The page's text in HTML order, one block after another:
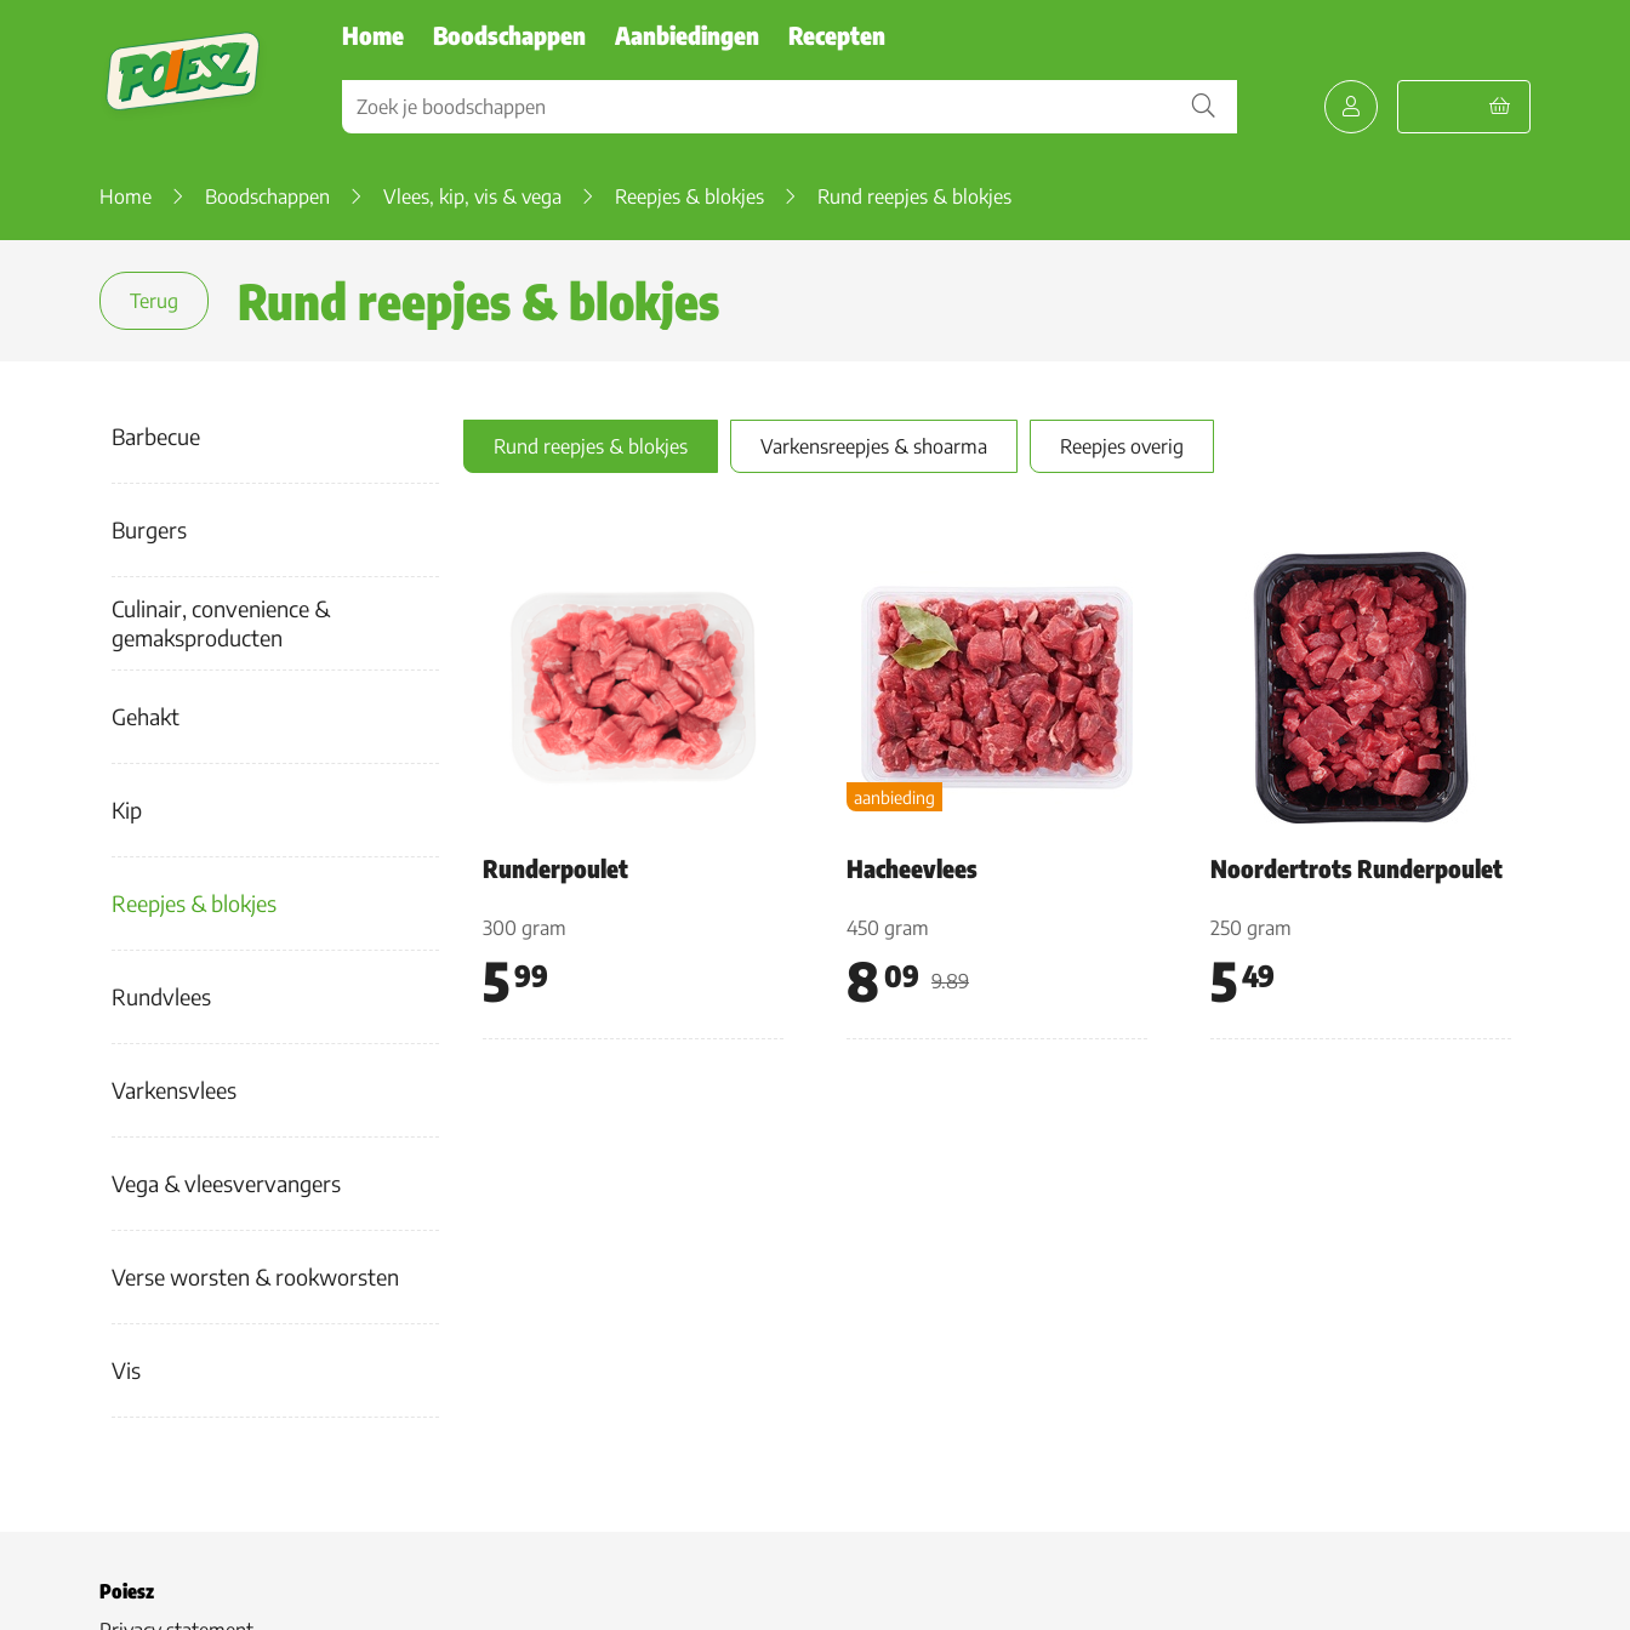
Home Boodschappen Aanbiedingen Recepten
Home Boodschappen Vlees, kip, vis & vega Reepjes & blokjes Rund reepjes & blokjes
Terug Rund reepjes & blokjes
Barbecue
Burgers
Culinair, convenience &
gemaksproducten
Gehakt
Kip
Reepjes & blokjes
Rundvlees
Varkensvlees
Vega & vleesvervangers
Verse worsten & rookworsten
Vis
Rund reepjes & blokjes Varkensreepjes & shoarma Reepjes overig
Runderpoulet
300 gram
599
aanbieding
Hacheevlees
450 gram
809 9.89
Noordertrots Runderpoulet
250 gram
549
Poiesz